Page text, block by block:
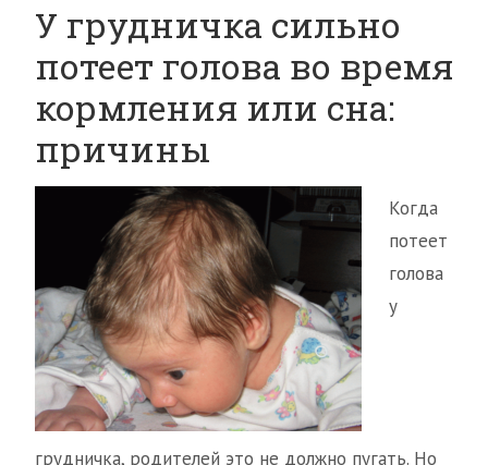
У грудничка сильно
потеет голова во время
кормления или сна:
причины
Когда
потеет
голова
у
грудничка, родителей это не должно пугать. Но